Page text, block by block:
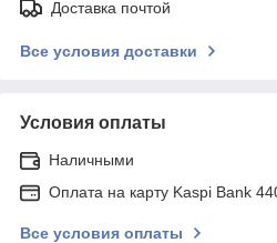
Доставка почтой
Все условия доставки
Условия оплаты
Наличными
Оплата на карту Kaspi Bank
Все условия оплаты